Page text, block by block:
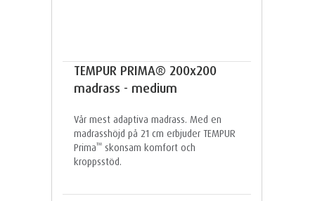
TEMPUR PRIMA® 200x200
madrass - medium
Vår mest adaptiva madrass. Med en
madrasshöjd på 21 cm erbjuder TEMPUR
Prima™skonsam komfort och
kroppsstöd.